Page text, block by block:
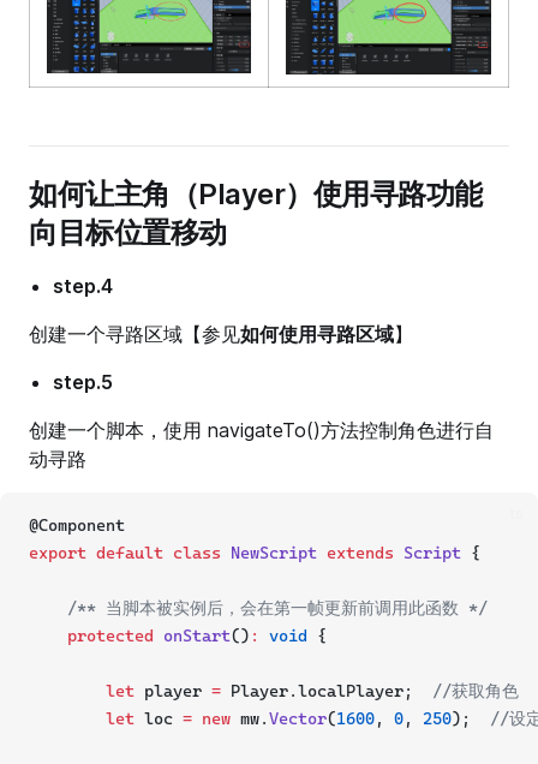
如何让主角（Player）使用寻路功能
向目标位置移动
step.4
创建一个寻路区域【参见如何使用寻路区域】
step.5
创建一个脚本，使用 navigateTo()方法控制角色进行自
动寻路
@Component
export default class NewScript extends Script {
/** 当脚本被实例后，会在第一帧更新前调用此函数 */
protected
onStart() : void {
let player = Player.localPlayer;
//获取角色
let loc = new mw.Vector(1600, 0, 250); //设